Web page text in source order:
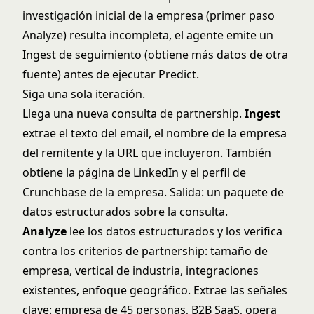
investigación inicial de la empresa (primer paso
Analyze) resulta incompleta, el agente emite un
Ingest de seguimiento (obtiene más datos de otra
fuente) antes de ejecutar Predict.
Siga una sola iteración.
Llega una nueva consulta de partnership. Ingest
extrae el texto del email, el nombre de la empresa
del remitente y la URL que incluyeron. También
obtiene la página de LinkedIn y el perfil de
Crunchbase de la empresa. Salida: un paquete de
datos estructurados sobre la consulta.
Analyze lee los datos estructurados y los verifica
contra los criterios de partnership: tamaño de
empresa, vertical de industria, integraciones
existentes, enfoque geográfico. Extrae las señales
clave: empresa de 45 personas, B2B SaaS, opera